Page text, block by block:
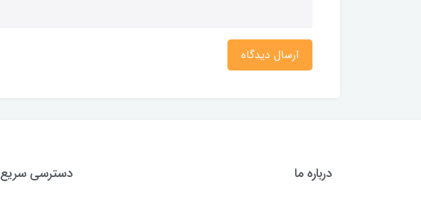
ارسال دیدگاه
درباره ما دسترسی سریع